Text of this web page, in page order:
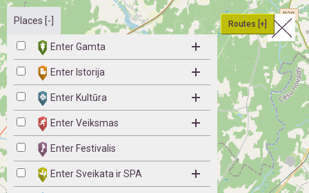
Places [-]
Enter Gamta
Enter Istorija
Enter Kultūra
Enter Veiksmas
Enter Festivalis
Enter Sveikata ir SPA
Routes [+]